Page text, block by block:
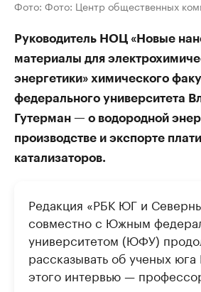
Фото: Фото: Центр общественных
Руководитель НОЦ «Новые
материалы для
энергетики» химического
федерального университета
Гутерман — о водородной
производстве и экспорте
катализаторов.
Редакция «РБК ЮГ и
совместно с Южным
университетом (ЮФУ)
рассказывать об ученых
этого интервью —